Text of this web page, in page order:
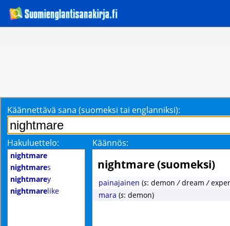
Käännettävä sana (suomeksi tai englanniksi):
Hakuluettelo: Käännös:
nightmare
nightmares
nightmarey
nightmarelike
nightmare (suomeksi)
painajainen (s: demon/dream/
mara (s: demon)